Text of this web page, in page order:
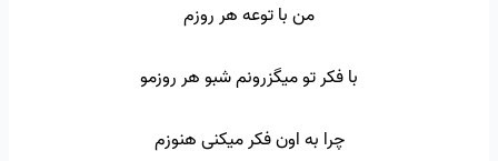
من با توعه هر روزم
با فکر تو میگزرونم شبو هر روزمو
چرا به اون فکر میکنی هنوزم